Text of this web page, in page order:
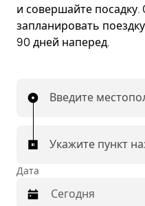
и совершайте
запланировать
90 дней наперед.
Введите
Укажите пункт
Дата